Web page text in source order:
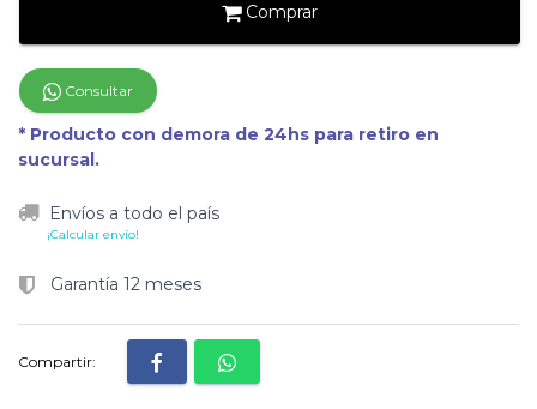
Comprar
Consultar
* Producto con demora de 24hs para retiro en
sucursal.
Envíos a todo el país
¡Calcular envío!
Garantía 12 meses
Compartir: